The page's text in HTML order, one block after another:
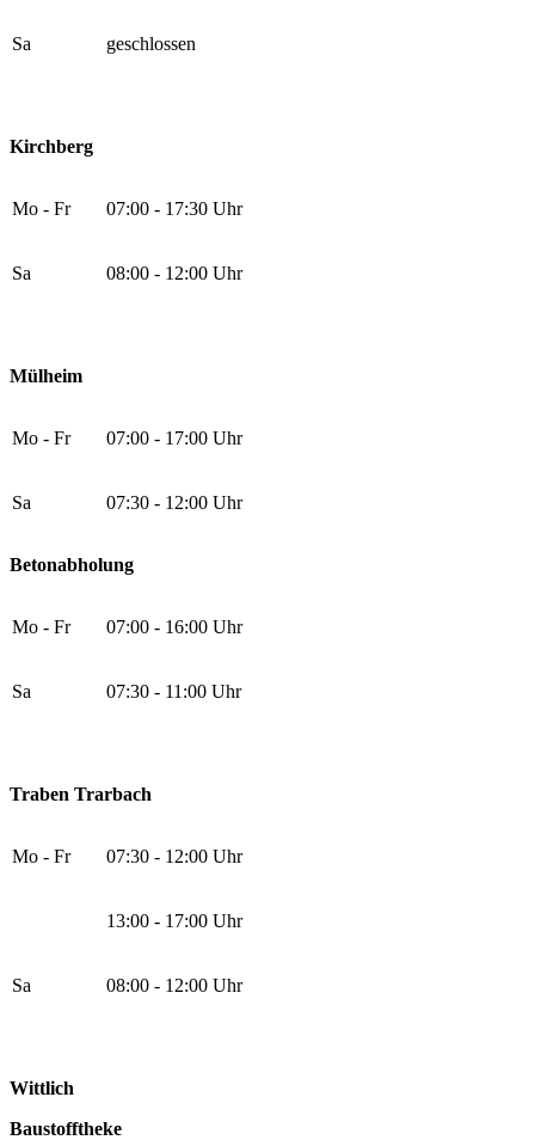
Sa geschlossen
Kirchberg
Mo - Fr 07:00 - 17:30 Uhr
Sa 08:00 - 12:00 Uhr
Mülheim
Mo - Fr 07:00 - 17:00 Uhr
Sa 07:30 - 12:00 Uhr
Betonabholung
Mo - Fr 07:00 - 16:00 Uhr
Sa 07:30 - 11:00 Uhr
Traben Trarbach
Mo - Fr 07:30 - 12:00 Uhr
13:00 - 17:00 Uhr
Sa 08:00 - 12:00 Uhr
Wittlich
Baustofftheke